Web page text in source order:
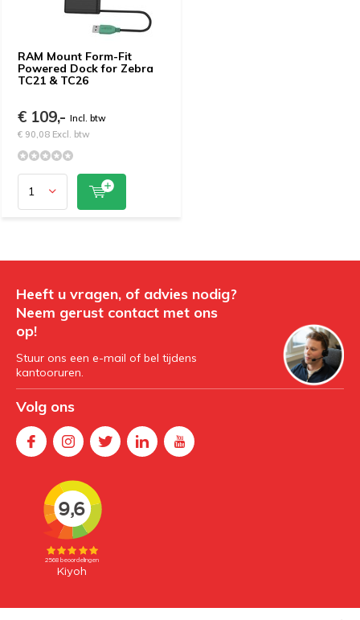
RAM Mount Form-Fit
Powered Dock for Zebra
TC21 & TC26
€ 109,- Incl. btw
€ 90,08 Excl. btw
Heeft u vragen, of advies nodig?
Neem gerust contact met ons
op!
Stuur ons een e-mail of bel tijdens
kantooruren.
Volg ons